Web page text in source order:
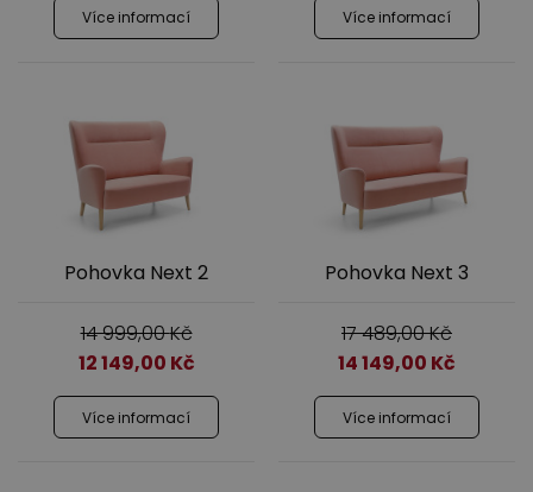
Více informací Více informací
Pohovka Next 2
14 999,00Kč
12 149,00 Kč
Více informací
Pohovka Next 3
17 489,00Kč
14 149,00 Kč
Více informací